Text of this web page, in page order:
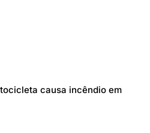
causa incêndio em